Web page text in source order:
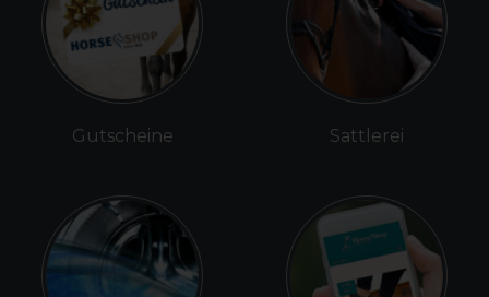
Gutscheine Sattlerei